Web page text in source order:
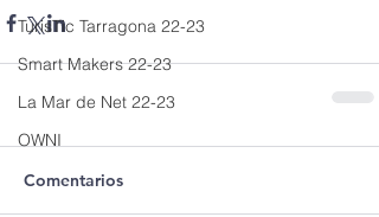
TurisTic Tarragona 22-23
Smart Makers 22-23
La Mar de Net 22-23
OWNI
Comentarios